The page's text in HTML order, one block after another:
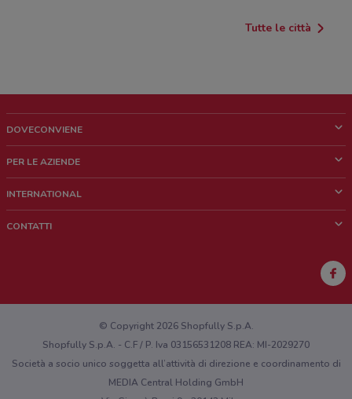
Tutte le città
DOVECONVIENE
Chi siamo
Lavora con noi
PER LE AZIENDE
Richieste commerciali e marketing
INTERNATIONAL
CONTATTI
Hai un malfunzionamento sul web o sull'app?
© Copyright 2026 Shopfully S.p.A.
Shopfully S.p.A. - C.F / P. Iva 03156531208 REA: MI-2029270
Società a socio unico soggetta all’attività di direzione e coordinamento di
MEDIA Central Holding GmbH